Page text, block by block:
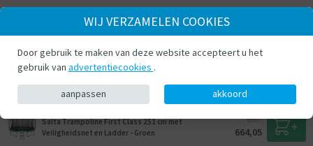
Salta Trampoline First Class 251 cm met
Veiligheidsnet en Ladder - Groen
699,-
664,05
WIJ VERZAMELEN COOKIES
Door gebruik te maken van deze website accepteert u het
gebruik van advertentiecookies .
aanpassen akkoord